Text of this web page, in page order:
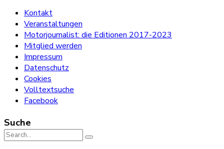
Kontakt
Veranstaltungen
Motorjournalist: die Editionen 2017-2023
Mitglied werden
Impressum
Datenschutz
Cookies
Volltextsuche
Facebook
Suche
Search